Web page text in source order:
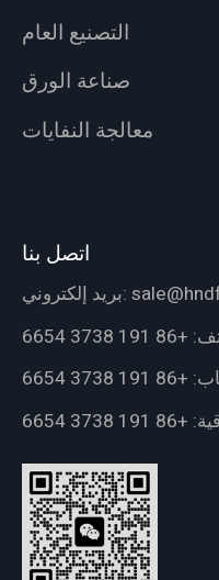
التصنيع العام
صناعة الورق
معالجة النفايات
اتصل بنا
بريد إلكتروني:
+86 191 3738 6654
+86 191 3738 6654
+86 191 3738 6654